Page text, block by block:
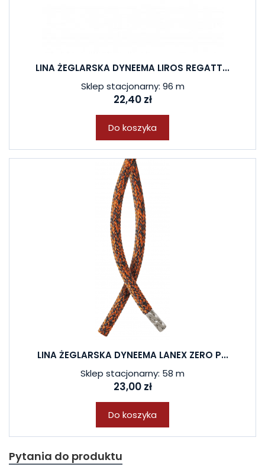
LINA ŻEGLARSKA DYNEEMA LIROS REGATT...
Sklep stacjonarny: 96 m
22,40 zł
Do koszyka
LINA ŻEGLARSKA DYNEEMA LANEX ZERO P...
Sklep stacjonarny: 58 m
23,00 zł
Do koszyka
Pytania do produktu